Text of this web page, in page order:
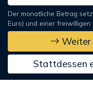
Der monatliche Betrag
Euro) und einer freiwilligen
Weiter
Stattdessen